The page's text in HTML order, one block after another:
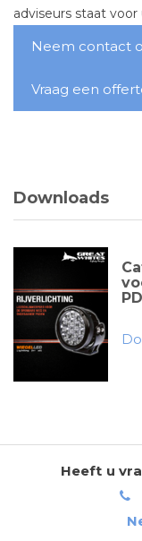
adviseurs staat voor
Neem contact
Vraag een
Downloads
Heeft u